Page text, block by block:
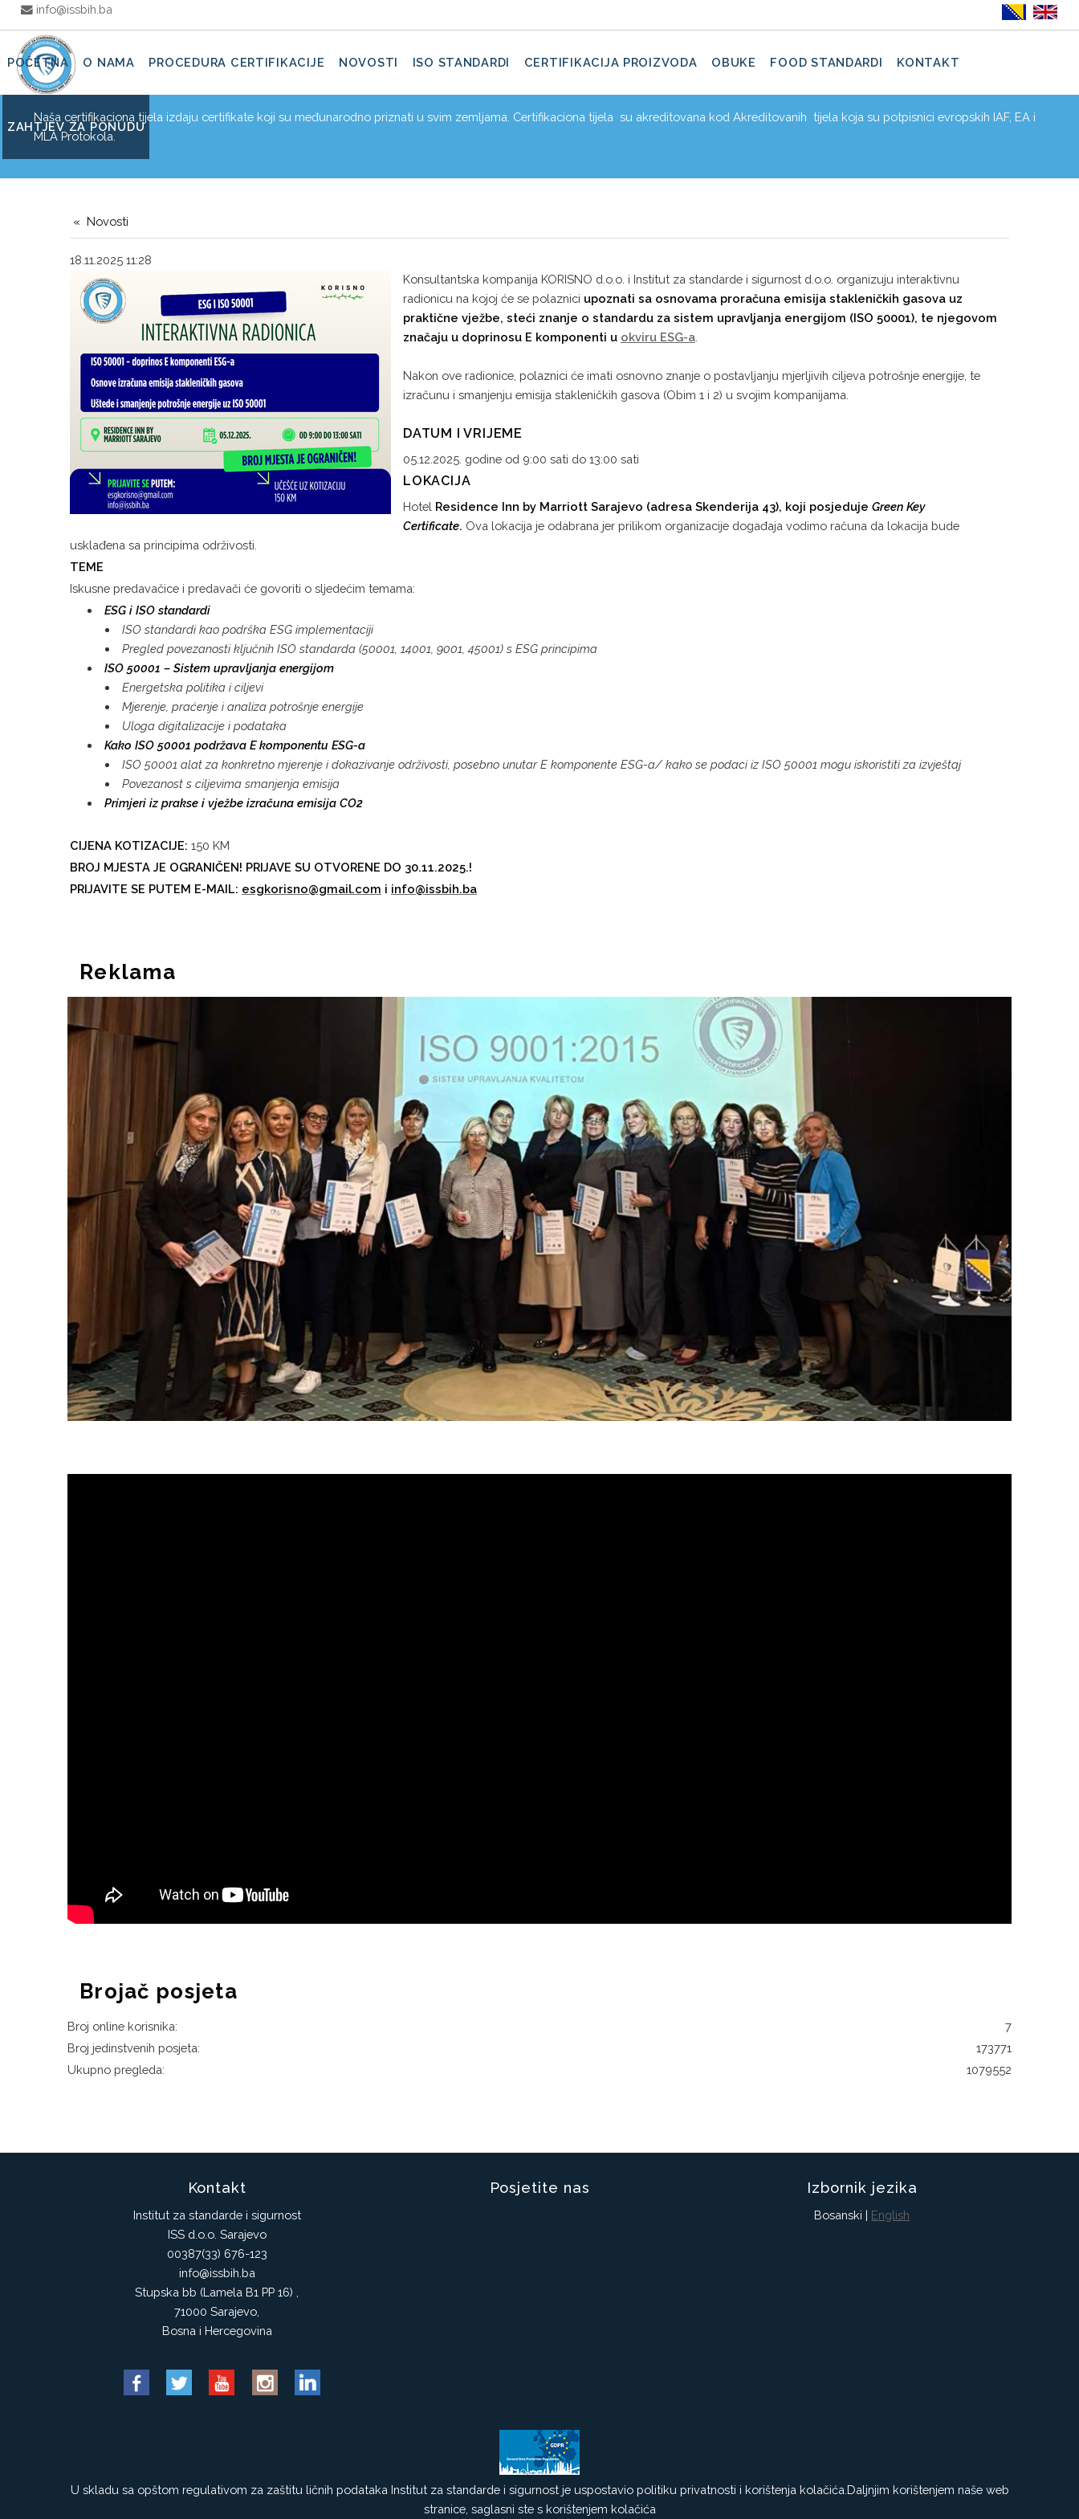
info@issbih.ba
POČETNA O NAMA PROCEDURA CERTIFIKACIJE NOVOSTI ISO STANDARDI CERTIFIKACIJA PROIZVODA OBUKE FOOD STANDARDI KONTAKT
ZAHTJEV ZA PONUDU
Naša certifikaciona tijela izdaju certifikate koji su međunarodno priznati u svim zemljama. Certifikaciona tijela su akreditovana kod Akreditovanih tijela koja su potpisnici evropskih IAF, EA i
MLA Protokola.
Novosti
18.11.2025 11:28
Konsultantska kompanija KORISNO d.o.o. i Institut za standarde i sigurnost d.o.o. organizuju interaktivnu
radionicu na kojoj će se polaznici upoznati sa osnovama proračuna emisija stakleničkih gasova uz
praktične vježbe, steći znanje o standardu za sistem upravljanja energijom (ISO 50001), te njegovom
značaju u doprinosu E komponenti u okviru ESG-a
Nakon ove radionice, polaznici će imati osnovno znanje o postavljanju mjerljivih ciljeva potrošnje energije, te
izračunu i smanjenju emisija stakleničkih gasova (Obim 1 i 2) u svojim kompanijama.
DATUM I VRIJEME
05.12.2025. godine od 9:00 sati do 13:00 sati
LOKACIJA
Hotel Residence Inn by Marriott Sarajevo (adresa Skenderija 43), koji posjeduje Green Key
Certificate. Ova lokacija je odabrana jer prilikom organizacije događaja vodimo računa da lokacija bude
usklađena sa principima održivosti.
TEME
Iskusne predavačice i predavači će govoriti o sljedećim temama:
ESG i ISO standardi
ISO standardi kao podrška ESG implementaciji
Pregled povezanosti ključnih ISO standarda (50001, 14001, 9001, 45001) s ESG principima
ISO 50001 – Sistem upravljanja energijom
Energetska politika i ciljevi
Mjerenje, praćenje i analiza potrošnje energije
Uloga digitalizacije i podataka
Kako ISO 50001 podržava E komponentu ESG-a
ISO 50001 alat za konkretno mjerenje i dokazivanje održivosti, posebno unutar E komponente ESG-a/ kako se podaci iz ISO 50001 mogu iskoristiti za izvještaj
Povezanost s ciljevima smanjenja emisija
Primjeri iz prakse i vježbe izračuna emisija CO2
CIJENA KOTIZACIJE: 150 KM
BROJ MJESTA JE OGRANIČEN! PRIJAVE SU OTVORENE DO 30.11.2025.!
PRIJAVITE SE PUTEM E-MAIL: esgkorisno@gmail.com i info@issbih.ba
Reklama
Brojač posjeta
Broj online korisnika:
7
Broj jedinstvenih posjeta:
173771
Ukupno pregleda:
1079552
Kontakt
Institut za standarde i sigurnost
ISS d.o.o. Sarajevo
00387(33) 676-123
info@issbih.ba
Stupska bb (Lamela B1 PP 16) ,
71000 Sarajevo,
Bosna i Hercegovina
Posjetite nas Izbornik jezika
Bosanski | English
U skladu sa opštom regulativom za zaštitu ličnih podataka Institut za standarde i sigurnost je uspostavio politiku privatnosti i korištenja kolačića.Daljnjim korištenjem naše web
stranice, saglasni ste s korištenjem kolačića